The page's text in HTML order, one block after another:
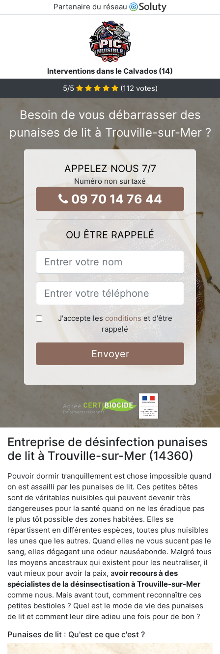
Partenaire du réseau
Interventions dans le Calvados (14)
5/5 (112 votes)
Besoin de vous débarrasser des
punaises de lit à Trouville-sur-Mer ?
APPELEZ NOUS 7/7
Numéro non surtaxé
09 70 14 76 44
OU ÊTRE RAPPELÉ
J'accepte les conditions et d'être
rappelé
Envoyer
Entreprise de désinfection punaises
de lit à Trouville-sur-Mer (14360)
Pouvoir dormir tranquillement est chose impossible quand
on est assailli par les punaises de lit. Ces petites bêtes
sont de véritables nuisibles qui peuvent devenir très
dangereuses pour la santé quand on ne les éradique pas
le plus tôt possible des zones habitées. Elles se
répartissent en différentes espèces, toutes plus nuisibles
les unes que les autres. Quand elles ne vous sucent pas le
sang, elles dégagent une odeur nauséabonde. Malgré tous
les moyens ancestraux qui existent pour les neutraliser, il
vaut mieux pour avoir la paix, avoir recours à des
spécialistes de la désinsectisation à Trouville-sur-Mer
comme nous. Mais avant tout, comment reconnaître ces
petites bestioles ? Quel est le mode de vie des punaises
de lit et comment leur dire adieu une fois pour de bon ?
Punaises de lit : Qu'est ce que c'est ?